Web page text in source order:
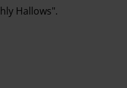
Hallows".